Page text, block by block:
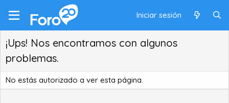
Iniciar sesión
¡Ups! Nos encontramos con algunos
problemas.
No estás autorizado a ver esta página.